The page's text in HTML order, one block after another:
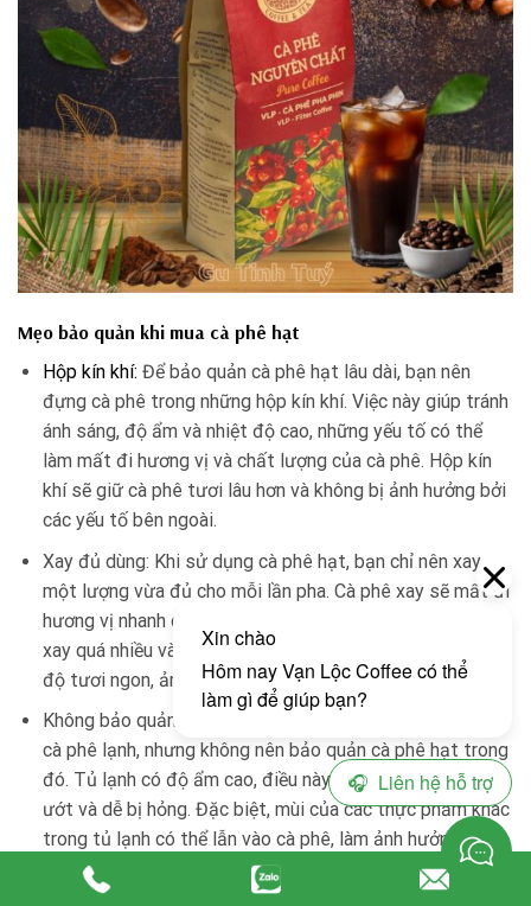
Mẹo bảo quản khi mua cà phê hạt
Hộp kín khí: Để bảo quản cà phê hạt lâu dài, bạn nên
đựng cà phê trong những hộp kín khí. Việc này giúp tránh
ánh sáng, độ ẩm và nhiệt độ cao, những yếu tố có thể
làm mất đi hương vị và chất lượng của cà phê. Hộp kín
khí sẽ giữ cà phê tươi lâu hơn và không bị ảnh hưởng bởi
các yếu tố bên ngoài.
Xay đủ dùng: Khi sử dụng cà phê hạt, bạn chỉ nên xay
một lượng vừa đủ cho mỗi lần pha. Cà phê xay sẽ mất đi
hương vị nhanh chóng vì tiếp xúc với không khí. Nếu bạn
xay quá nhiều và để lâu, cà phê sẽ không còn giữ được
độ tươi ngon, ảnh hưởng đến hương vị khi pha.
Không bảo quản trong tủ lạnh: Mặc dù tủ lạnh có thể giữ
cà phê lạnh, nhưng không nên bảo quản cà phê hạt trong
đó. Tủ lạnh có độ ẩm cao, điều này sẽ làm cà phê bị ẩm
ướt và dễ bị hỏng. Đặc biệt, mùi của các thực phẩm khác
trong tủ lạnh có thể lẫn vào cà phê, làm ảnh hưởng đến
hương vị của cà phê.